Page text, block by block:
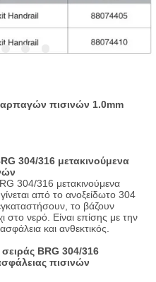
αρπαγών πισινών 1.0mm
304/316 μετακινούμενα
304/316 μετακινούμενα
γίνεται από το ανοξείδωτο 304
το βάζουν
στο νερό. Είναι επίσης με την
και ανθεκτικός.
BRG 304/316
πισινών